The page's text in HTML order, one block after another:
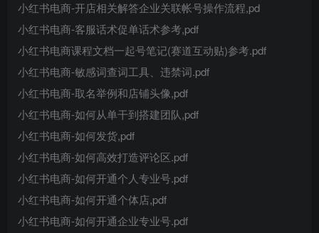
小红书电商-开店相关解答企业关联帐号操作流程,pd
小红书电商-客服话术促单话术参考,pdf
小红书电商课程文档一起号笔记(赛道互动贴)参考.pdf
小红书电商-敏感词查词工具、违禁词.pdf
小红书电商-取名举例和店铺头像,pdf
小红书电商-如何从单干到搭建团队,pdf
小红书电商-如何发货,pdf
小红书电商-如何高效打造评论区.pdf
小红书电商-如何开通个人专业号.pdf
小红书电商-如何开通个体店,pdf
小红书电商-如何开通企业专业号.pdf